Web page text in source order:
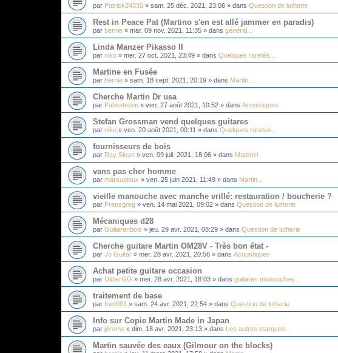
par Patrick24330 » sam. 25 déc. 2021, 23:06 » dans Question de lutherie
Rest in Peace Pat (Martino s'en est allé jammer en paradis)
par bernie » mar. 09 nov. 2021, 11:35 » dans général...
Linda Manzer Pikasso II
par niko » mer. 27 oct. 2021, 23:49 » dans Quelques raretés...
Martine en Fusée
par bernie » sam. 18 sept. 2021, 20:19 » dans Martin...
Cherche Martin Dr usa
par Pablodelom » ven. 27 août 2021, 10:52 » dans Acoustiques
Stefan Grossman vend quelques guitares
par niko » ven. 20 août 2021, 00:11 » dans Quelques raretés...
fournisseurs de bois
par Ray Sloan » ven. 09 juil. 2021, 18:06 » dans Matériel
vans pas cher homme
par marsupioux » ven. 25 juin 2021, 11:49 » dans Martin...
vieille manouche avec manche vrillé: restauration / boucherie ?
par Fransgreg » ven. 14 mai 2021, 09:02 » dans Question de lutherie
Mécaniques d28
par Guitarenbois » jeu. 29 avr. 2021, 08:29 » dans Question de lutherie
Cherche guitare Martin OM28V - Très bon état -
par Jo Guitar » mer. 28 avr. 2021, 20:56 » dans Acoustiques
Achat petite guitare occasion
par DidierGG » mer. 28 avr. 2021, 18:03 » dans guitares manouches...
traitement de base
par fred001 » sam. 24 avr. 2021, 22:54 » dans Question de lutherie
Info sur Copie Martin Made in Japan
par jérome » dim. 18 avr. 2021, 23:13 » dans Les autres marques...
Martin sauvée des eaux (Gilmour on the blocks)